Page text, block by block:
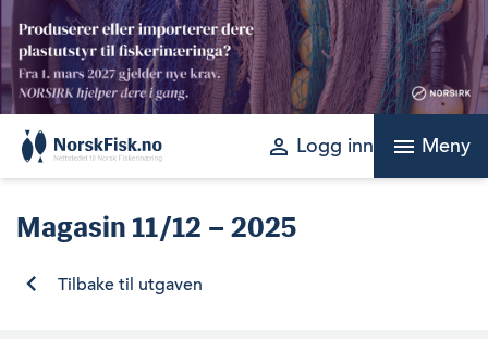
Skip
content
perm_identity Logg inn menu Meny
Magasin 11/12 – 2025
Tilbake til utgaven